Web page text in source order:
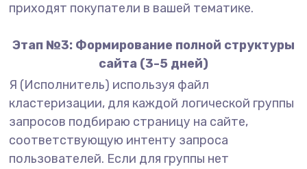
приходят покупатели в вашей тематике.
Этап №3: Формирование полной структуры
сайта (3-5 дней)
Я (Исполнитель) используя файл
кластеризации, для каждой логической группы
запросов подбираю страницу на сайте,
соответствующую интенту запроса
пользователей. Если для группы нет